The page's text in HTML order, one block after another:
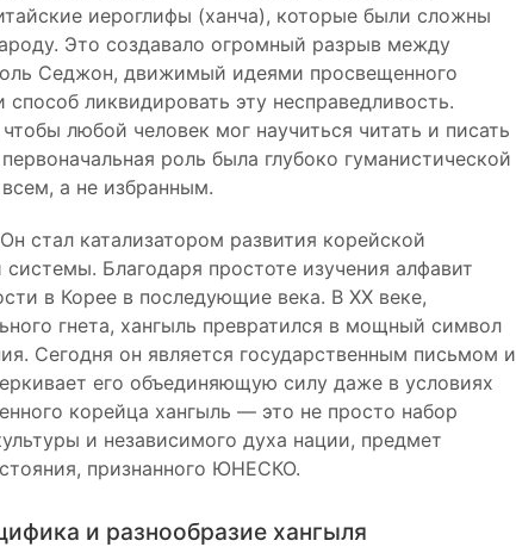
иероглифы (ханча), которые были сложны
Это создавало огромный разрыв между
Седжон, движимый идеями просвещенного
ликвидировать эту несправедливость.
любой человек мог научиться читать и писать
роль была глубоко гуманистической
а не избранным.
стал катализатором развития корейской
Благодаря простоте изучения алфавит
в Корее в последующие века. В XX веке,
гнета, хангыль превратился в мощный символ
Сегодня он является государственным письмом и
его объединяющую силу даже в условиях
корейца хангыль — это не просто набор
и независимого духа нации, предмет
признанного ЮНЕСКО.
и разнообразие хангыля